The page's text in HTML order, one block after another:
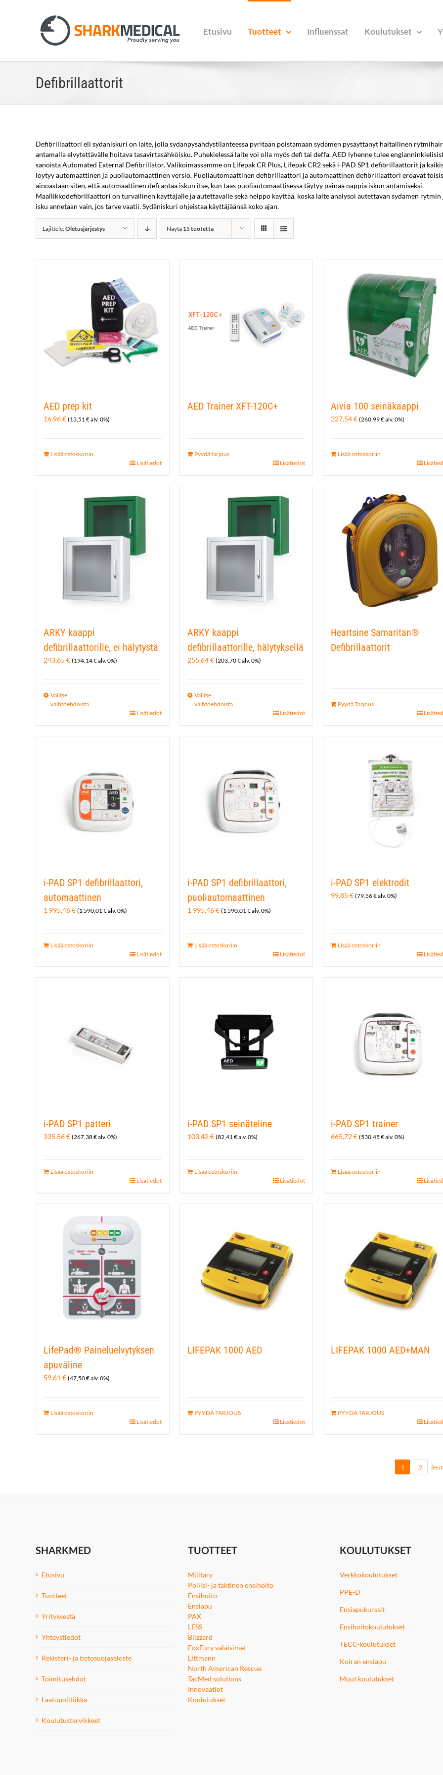
Etusivu Tuotteet Influenssat Koulutukset
Defibrillaattorit
Defibrillaattori eli sydäniskuri on laite, jolla sydänpysähdystilanteessa pyritään poistamaan sydämen pysäyttänyt haitallinen
antamalla elvytettävälle hoitava tasavirtasähköisku. Puhekielessä laite voi olla myös defi tai deffa. AED lyhenne tulee
sanoista Automated External Defibrillator. Valikoimassamme on Lifepak CR Plus, Lifepak CR2 sekä i-PAD SP1 defibrillaattorit ja
löytyy automaattinen ja puoliautomaattinen versio. Puoliautomaattinen defibrillaattori ja automaattinen defibrillaattori eroavat
ainoastaan siten, että automaattinen defi antaa iskun itse, kun taas puoliautomaattisessa täytyy painaa nappia iskun antamiseksi.
Maallikkodefibrillaattori on turvallinen käyttäjälle ja autettavalle sekä helppo käyttää, koska laite analysoi autettavan sydämen rytmin
isku annetaan vain, jos tarve vaatii. Sydäniskuri ohjeistaa käyttäjäänsä koko ajan.
Lajittele:Oletusjärjestys Näytä 15 tuotetta
AED prep kit
16,96€ (13,51 €alv. 0%)
Lisää ostoskoriin
Lisätiedot
AED Trainer XFT-120C+
Pyydä tarjous
Lisätiedot
Aivia 100 seinäkaappi
327,54€ (260,99€alv. 0%)
Lisää ostoskoriin
ARKY kaappi
defibrillaattorille, ei hälytystä
243,65 € (194,14€alv. 0%)
Valitse
vaihtoehdoista
Lisätiedot
ARKY kaappi
defibrillaattorille, hälytyksellä
255,64€ (203,70€alv. 0%)
Valitse
vaihtoehdoista
Lisätiedot
Heartsine Samaritan®
Defibrillaattorit
Pyydä Tarjous
i-PAD SP1 defibrillaattori,
automaattinen
1 995,46€ (1 590,01 €alv. 0%)
Lisää ostoskoriin
Lisätiedot
i-PAD SP1 defibrillaattori,
puoliautomaattinen
1 995,46€ (1 590,01 €alv. 0%)
Lisää ostoskoriin
Lisätiedot
i-PAD SP1 elektrodit
99,85€ (79,56€alv. 0%)
Lisää ostoskoriin
i-PAD SP1 patteri
335,56€ (267,38€alv. 0%)
Lisää ostoskoriin
Lisätiedot
i-PAD SP1 seinäteline
103,42€ (82,41 €alv. 0%)
Lisää ostoskoriin
Lisätiedot
i-PAD SP1 trainer
665,72€ (530,45€alv. 0%)
Lisää ostoskoriin
LifePad® Paineluelvytyksen
apuväline
59,61 € (47,50€alv. 0%)
Lisää ostoskoriin
Lisätiedot
LIFEPAK 1000 AED
PYYDÄ TARJOUS
Lisätiedot
LIFEPAK 1000 AED+MAN
PYYDÄ TARJOUS
1 2
SHARKMED
Etusivu
Tuotteet
Yrityksestä
Yhteystiedot
Rekisteri- ja tietosuojaseloste
Toimitusehdot
Laatupolitiikka
Koulutustarvikkeet
TUOTTEET
Military
Poliisi- ja taktinen ensihoito
Ensihoito
Ensiapu
PAX
LESS
Blizzard
FoxFury valaisimet
Littmann
North American Rescue
TacMed solutions
Innovaatiot
Koulutukset
KOULUTUKSET
Verkkokoulutukset
PPE-D
Ensiapukurssit
Ensihoitokoulutukset
TECC-koulutukset
Koiran ensiapu
Muut koulutukset